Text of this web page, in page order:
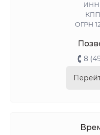
ИНН
КПП
ОГРН
8